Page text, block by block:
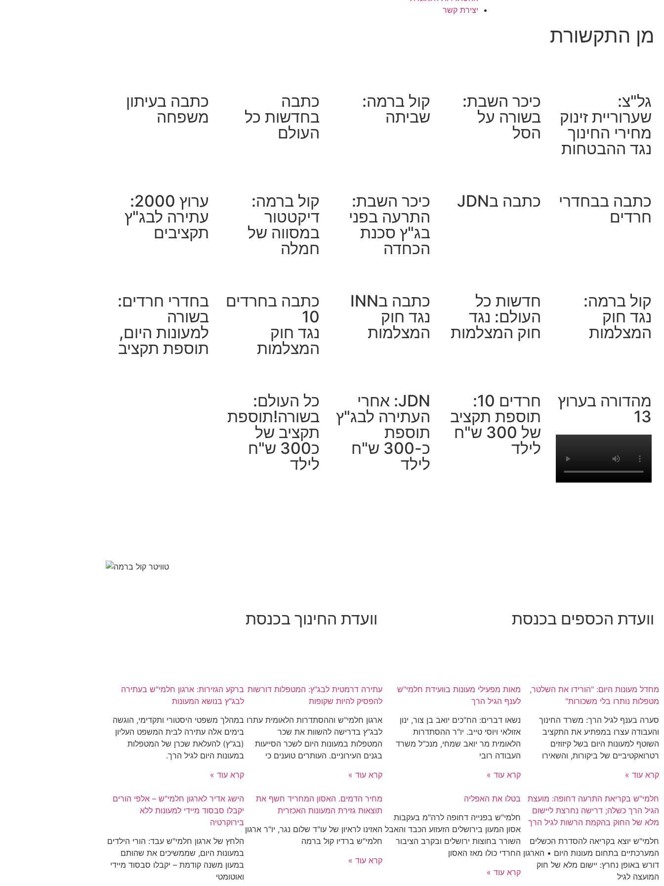
יצירת קשר
מן התקשורת
גל"צ:
שערוריית זינוק
מחירי החינוך
נגד ההבטחות
כיכר השבת:
בשורה על
הסל
קול ברמה:
שביתה
כתבה
בחדשות כל
העולם
כתבה בעיתון
משפחה
כתבה בבחדרי
חרדים
כתבה בJDN
כיכר השבת:
התרעה בפני
בג"ץ סכנת
הכחדה
קול ברמה:
דיקטטור
במסווה של
חמלה
ערוץ 2000:
עתירה לבג"ץ
תקציבים
קול ברמה:
נגד חוק
המצלמות
חדשות כל
העולם: נגד
חוק המצלמות
כתבה בINN
נגד חוק
המצלמות
כתבה בחרדים
10
נגד חוק
המצלמות
בחדרי חרדים:
בשורה
למעונות היום,
תוספת תקציב
מהדורה בערוץ
13
חרדים 10:
תוספת תקציב
של 300 ש"ח
לילד
JDN: אחרי
העתירה לבג"ץ
תוספת
כ-300 ש"ח
לילד
כל העולם:
בשורה!תוספת
תקציב של
כ300 ש"ח
לילד
וועדת הכספים בכנסת וועדת החינוך בכנסת
מחדל מעונות היום: "הורידו את השלטר,
מטפלות נותרו בלי משכורות"
סערה בענף לגיל הרך: משרד החינוך
והעבודה עצרו במפתיע את התקציב
השוטף למעונות היום בשל קיזוזים
רטרואקטיביים של ביקורות, והשאירו
קרא עוד »
מאות מפעילי מעונות בוועידת חלמי"ש
לענף הגיל הרך
נשאו דברים: הח"כים יואב בן צור, ינון
אזולאי ויוסי טייב. יו"ר ההסתדרות
הלאומית מר יואב שמחי, מנכ"ל משרד
העבודה רובי
קרא עוד »
עתירה דרמטית לבג"ץ: המטפלות דורשות
להפסיק להיות שקופות
ארגון חלמי"ש וההסתדרות הלאומית עתרו
לבג"ץ בדרישה להשוות את שכר
המטפלות במעונות היום לשכר הסייעות
בגנים העירוניים. העותרים טוענים כי
קרא עוד »
ברקע הגזירות: ארגון חלמי"ש בעתירה
לבג"ץ בנושא המעונות
במהלך משפטי היסטורי ותקדימי, הוגשה
בימים אלה עתירה לבית המשפט העליון
(בג"ץ) להעלאת שכרן של המטפלות
במעונות היום לגיל הרך.
קרא עוד »
חלמי"ש בקריאת התרעה דחופה: מועצת
הגיל הרך כשלה; דרישה נחרצת ליישום
מלא של החוק בהקמת הרשות לגיל הרך
חלמי"ש יוצא בקריאה להסדרת הכשלים
המערכתיים בתחום מעונות היום • הארגון
דורש באופן נחרץ: יישום מלא של חוק
המועצה לגיל
בטלו את האפליה
חלמי"ש בפנייה דחופה לרה"מ בעקבות
אסון המעון בירושלים הזעזוע הכבד והאבל
השורר בחוצות ירושלים ובקרב הציבור
החרדי כולו מאז האסון
קרא עוד »
מחיר הדמים. האסון המחריד חשף את
תוצאות גזירת המעונות האכזרית
האזינו לראיון של עו"ד שלום נגר, יו"ר ארגון
חלמי"ש ברדיו קול ברמה
קרא עוד »
הישג אדיר לארגון חלמי"ש – אלפי הורים
יקבלו סבסוד מיידי למעונות ללא
בירוקרטיה
הלחץ של ארגון חלמי"ש עבד: הורי הילדים
במעונות היום, שממשיכים את שהותם
במעון משנה קודמת – יקבלו סבסוד מיידי
ואוטומטי